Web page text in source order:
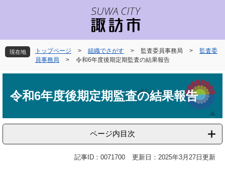
先
頭
を
飛
現在地 トップページ > 組織でさがす > 監査委員事務局 >
監査委
員事務局
> 令和6年度後期定期監査の結果報告
令和6年度後期定期監査の結果報告
ページ内目次
記事ID：0071700 更新日：2025年3月27日更新